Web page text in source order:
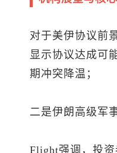
对于美伊协议前
显示协议达成可
期冲突降温；
二是伊朗高级军
Flight强调，投